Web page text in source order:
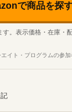
で商品を探
す。表示価格・在庫・
イト・プログラムの参加